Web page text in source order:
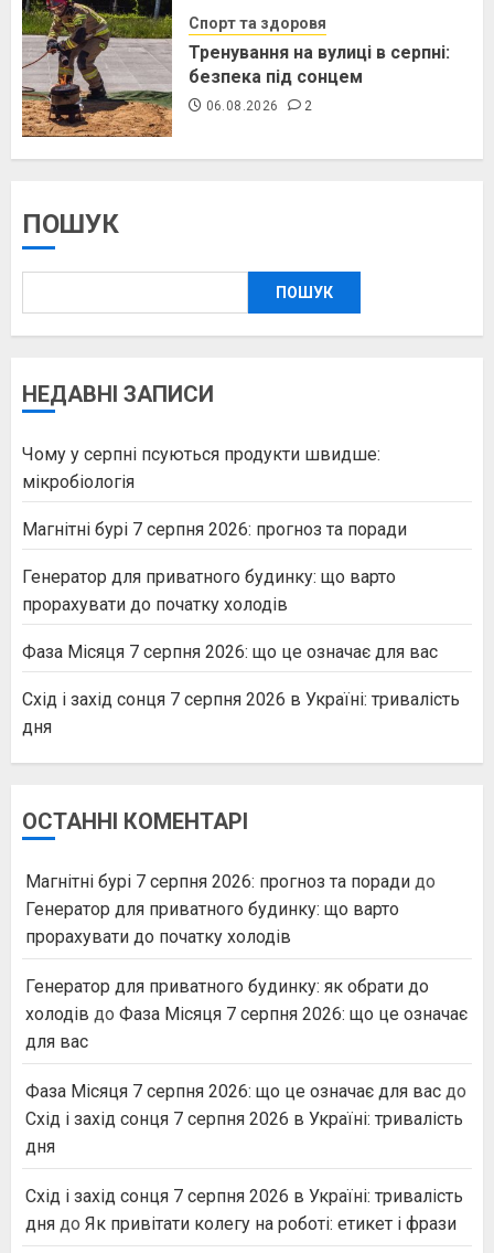
Спорт та здоровя
Тренування на вулиці в серпні:
безпека під сонцем
06.08.2026 2
ПОШУК
ПОШУК
НЕДАВНІ ЗАПИСИ
Чому у серпні псуються продукти швидше:
мікробіологія
Магнітні бурі 7 серпня 2026: прогноз та поради
Генератор для приватного будинку: що варто
прорахувати до початку холодів
Фаза Місяця 7 серпня 2026: що це означає для вас
Схід і захід сонця 7 серпня 2026 в Україні: тривалість
дня
ОСТАННІ КОМЕНТАРІ
Магнітні бурі 7 серпня 2026: прогноз та поради до
Генератор для приватного будинку: що варто
прорахувати до початку холодів
Генератор для приватного будинку: як обрати до
холодів до Фаза Місяця 7 серпня 2026: що це означає
для вас
Фаза Місяця 7 серпня 2026: що це означає для вас до
Схід і захід сонця 7 серпня 2026 в Україні: тривалість
дня
Схід і захід сонця 7 серпня 2026 в Україні: тривалість
дня до Як привітати колегу на роботі: етикет і фрази